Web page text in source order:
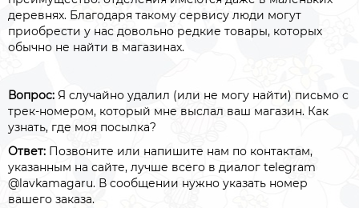
деревнях. Благодаря такому сервису люди могут
приобрести у нас довольно редкие товары, которых
обычно не найти в магазинах.
Вопрос: Я случайно удалил (или не могу найти) письмо с
трек-номером, который мне выслал ваш магазин. Как
узнать, где моя посылка?
Ответ: Позвоните или напишите нам по контактам,
указанным на сайте, лучше всего в диалог telegram
@lavkamagaru. В сообщении нужно указать номер
вашего заказа.